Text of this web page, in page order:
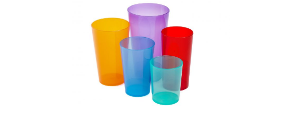
FOTOGRAFÍA DE PRODUCTO
Fotografía de producto